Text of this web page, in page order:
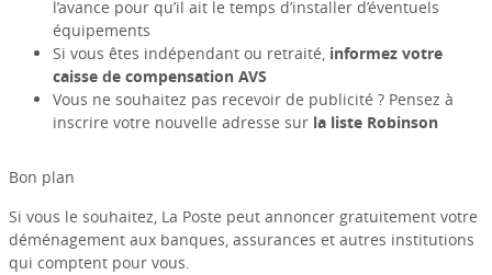
l’avance pour qu’il ait le temps d’installer d’éventuels
équipements
Si vous êtes indépendant ou retraité, informez votre
caisse de compensation AVS
Vous ne souhaitez pas recevoir de publicité ? Pensez à
inscrire votre nouvelle adresse sur la liste Robinson
Bon plan
Si vous le souhaitez, La Poste peut annoncer gratuitement votre
déménagement aux banques, assurances et autres institutions
qui comptent pour vous.